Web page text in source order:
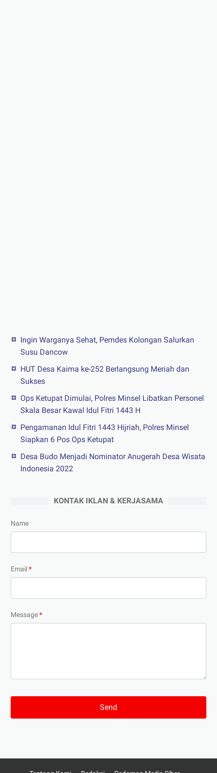
Ingin Warganya Sehat, Pemdes Kolongan Salurkan
Susu Dancow
HUT Desa Kaima ke-252 Berlangsung Meriah dan
Sukses
Ops Ketupat Dimulai, Polres Minsel Libatkan Personel
Skala Besar Kawal Idul Fitri 1443 H
Pengamanan Idul Fitri 1443 Hijriah, Polres Minsel
Siapkan 6 Pos Ops Ketupat
Desa Budo Menjadi Nominator Anugerah Desa Wisata
Indonesia 2022
KONTAK IKLAN & KERJASAMA
Name
Email *
Message*